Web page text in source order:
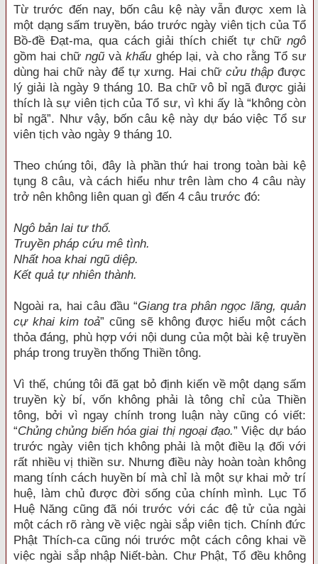
Từ trước đến nay, bốn câu kệ này vẫn được xem là
một dạng sấm truyền, báo trước ngày viên tịch của Tổ
Bồ-đề Đạt-ma, qua cách giải thích chiết tự chữ ngô
gồm hai chữngũ vàkhẩu ghép lại, và cho rằng Tổ sư
dùng hai chữ này để tự xưng. Hai chữ cửu thập được
lý giải là ngày 9 tháng 10. Ba chữ vô bỉ ngã được giải
thích là sự viên tịch của Tổ sư, vì khi ấy là “không còn
bỉ ngã”. Như vậy, bốn câu kệ này dự báo việc Tổ sư
viên tịch vào ngày 9 tháng 10.
Theo chúng tôi, đây là phần thứ hai trong toàn bài kệ
tụng 8 câu, và cách hiểu như trên làm cho 4 câu này
trở nên không liên quan gì đến 4 câu trước đó:
Ngô bản lai tư thổ.
Truyền pháp cứu mê tình.
Nhất hoa khai ngũ diệp.
Kết quả tự nhiên thành.
Ngoài ra, hai câu đầu “Giang tra phân ngọc lãng, quản
cự khai kim toả” cũng sẽ không được hiểu một cách
thỏa đáng, phù hợp với nội dung của một bài kệ truyền
pháp trong truyền thống Thiền tông.
Vì thế, chúng tôi đã gạt bỏ định kiến về một dạng sấm
truyền kỳ bí, vốn không phải là tông chỉ của Thiền
tông, bởi vì ngay chính trong luận này cũng có viết:
“Chủng chủng biến hóa giai thị ngoại đạo.” Việc dự báo
trước ngày viên tịch không phải là một điều lạ đối với
rất nhiều vị thiền sư. Nhưng điều này hoàn toàn không
mang tính cách huyền bí mà chỉ là một sự khai mở trí
huệ, làm chủ được đời sống của chính mình. Lục Tổ
Huệ Năng cũng đã nói trước với các đệ tử của ngài
một cách rõ ràng về việc ngài sắp viên tịch. Chính đức
Phật Thích-ca cũng nói trước một cách công khai về
việc ngài sắp nhập Niết-bàn. Chư Phật, Tổ đều không